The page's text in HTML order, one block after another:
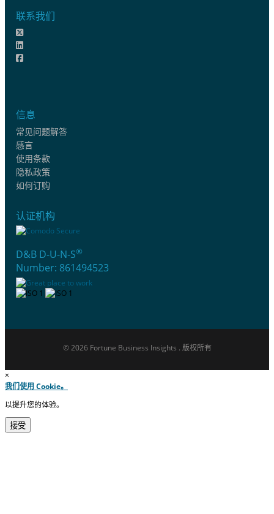
联系我们
信息
常见问题解答
感言
使用条款
隐私政策
如何订购
认证机构
D&B D-U-N-S®
Number: 861494523
© 2026 Fortune Business Insights . 版权所有
×
我们使用 Cookie。
以提升您的体验。
接受